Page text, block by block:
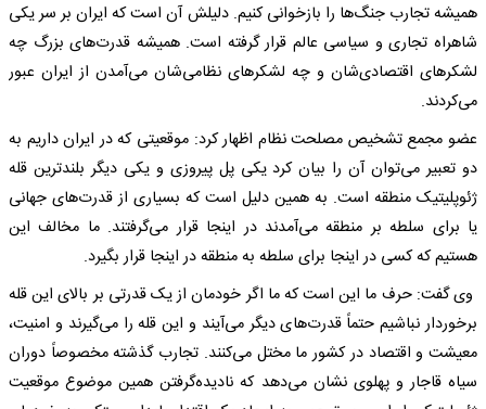
همیشه تجارب جنگ‌ها را بازخوانی کنیم. دلیلش آن است که ایران بر سر یکی
شاهراه تجاری و سیاسی عالم قرار گرفته است. همیشه قدرت‌های بزرگ چه
لشکرهای اقتصادی‌شان و چه لشکرهای نظامی‌شان می‌آمدن از ایران عبور
می‌کردند.
عضو مجمع تشخیص مصلحت نظام اظهار کرد: موقعیتی که در ایران داریم به
دو تعبیر می‌توان آن را بیان کرد یکی پل پیروزی و یکی دیگر بلندترین قله
ژئوپلیتیک منطقه است. به همین دلیل است که بسیاری از قدرت‌های جهانی
یا برای سلطه بر منطقه می‌آمدند در اینجا قرار می‌گرفتند. ما مخالف این
هستیم که کسی در اینجا برای سلطه به منطقه در اینجا قرار بگیرد.
وی گفت: حرف ما این است که ما اگر خودمان از یک قدرتی بر بالای این قله
برخوردار نباشیم حتماً قدرت‌های دیگر می‌آیند و این قله را می‌گیرند و امنیت،
معیشت و اقتصاد در کشور ما مختل می‌کنند. تجارب گذشته مخصوصاً دوران
سیاه قاجار و پهلوی نشان می‌دهد که نادیده‌گرفتن همین موضوع موقعیت